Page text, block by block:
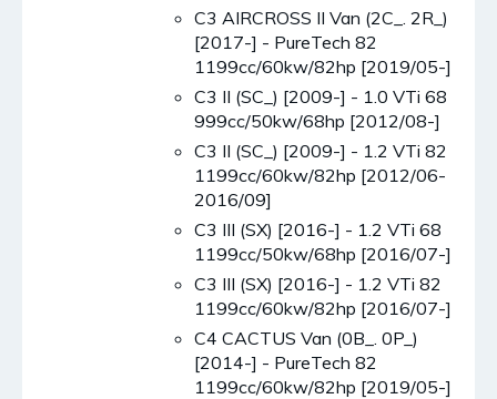
C3 AIRCROSS II Van (2C_. 2R_)
[2017-] - PureTech 82
1199cc/60kw/82hp [2019/05-]
C3 II (SC_) [2009-] - 1.0 VTi 68
999cc/50kw/68hp [2012/08-]
C3 II (SC_) [2009-] - 1.2 VTi 82
1199cc/60kw/82hp [2012/06-
2016/09]
C3 III (SX) [2016-] - 1.2 VTi 68
1199cc/50kw/68hp [2016/07-]
C3 III (SX) [2016-] - 1.2 VTi 82
1199cc/60kw/82hp [2016/07-]
C4 CACTUS Van (0B_. 0P_)
[2014-] - PureTech 82
1199cc/60kw/82hp [2019/05-]